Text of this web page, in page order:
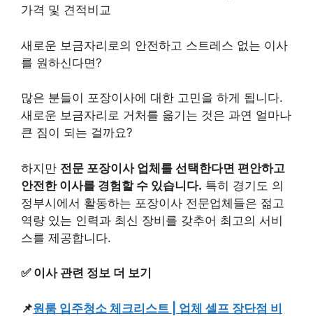
가격 및 견적비교
새로운 보금자리로의 안전하고 스트레스 없는 이사
를 원하신다면?
많은 분들이 포장이사에 대한 고민을 하게 됩니다.
새로운 보금자리로 거처를 옮기는 것은 과연 얼마나
큰 짐이 되는 걸까요?
하지만 전문 포장이사 업체를 선택한다면 편안하고
안전한 이사를 경험할 수 있습니다. 특히 경기도 의
정부시에서 활동하는 포장이사 전문업체들은 젊고
역량 있는 인력과 최신 장비를 갖추어 최고의 서비
스를 제공합니다.
✅ 이사 관련 정보 더 보기
📌원룸 입주청소 체크리스트 | 업체 셀프 장단점 비